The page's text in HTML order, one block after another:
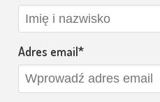
Adres email